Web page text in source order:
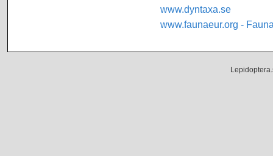
www.dyntaxa.se
www.faunaeur.org -